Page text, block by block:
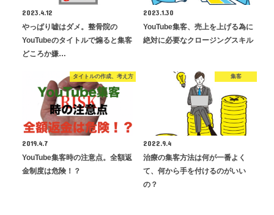
2023.4.12
やっぱり嘘はダメ。整骨院の
YouTubeのタイトルで煽ると集客
どころか嫌…
2023.1.30
YouTube集客、売上を上げる為に
絶対に必要なクロージングスキル
タイトルの作成、考え方
2019.4.7
YouTube集客時の注意点。全額返
金制度は危険！？
集客
2022.9.4
治療の集客方法は何が一番よく
て、何から手を付けるのがいい
の？